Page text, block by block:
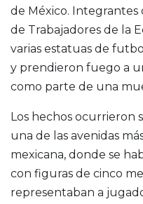
de México. Integrantes
de Trabajadores de la
varias estatuas de
y prendieron fuego a
como parte de una
Los hechos ocurrieron
una de las avenidas
mexicana, donde se
con figuras de cinco
representaban a